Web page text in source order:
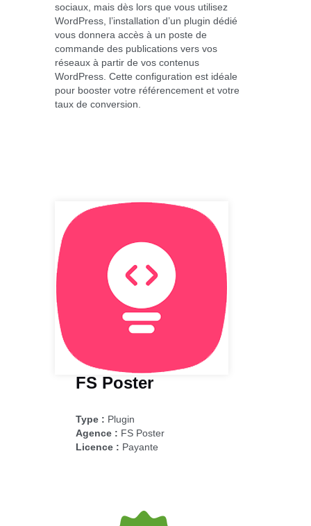
sociaux, mais dès lors que vous utilisez
WordPress, l’installation d’un plugin dédié
vous donnera accès à un poste de
commande des publications vers vos
réseaux à partir de vos contenus
WordPress. Cette configuration est idéale
pour booster votre référencement et votre
taux de conversion.
FS Poster
Type : Plugin
Agence : FS Poster
Licence : Payante